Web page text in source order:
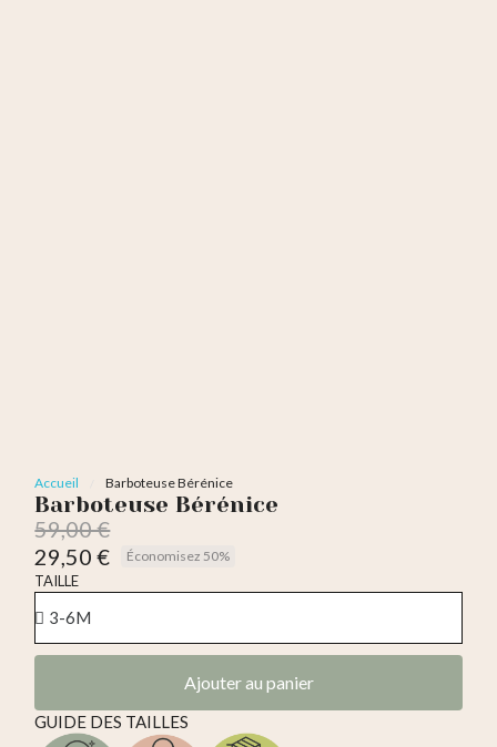
Accueil Barboteuse Bérénice
Barboteuse Bérénice
59,00 €
29,50 €
Économisez 50%
TTC
TAILLE
Ajouter au panier
GUIDE DES TAILLES